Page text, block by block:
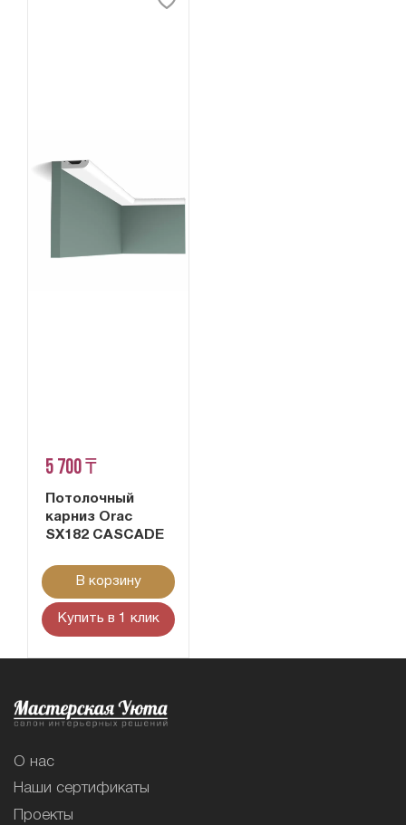
5 700 ₸
Потолочный
карниз Orac
SX182 CASCADE
В корзину
Купить в 1 клик
О нас
Наши сертификаты
Проекты